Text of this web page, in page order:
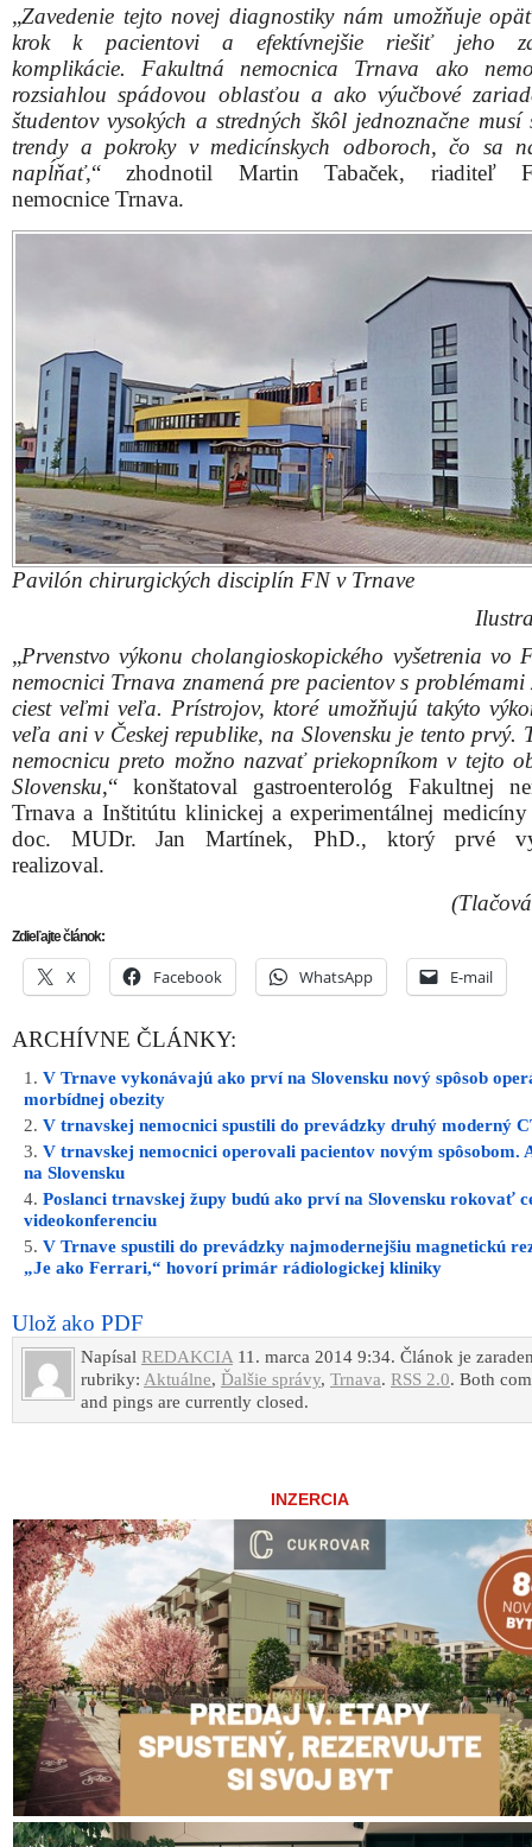
„Zavedenie tejto novej diagnostiky nám umožňuje
krok k pacientovi a efektívnejšie riešiť jeho
komplikácie. Fakultná nemocnica Trnava ako
rozsiahlou spádovou oblasťou a ako výučbové
študentov vysokých a stredných škôl jednoznačne musí
trendy a pokroky v medicínskych odboroch, čo sa
napĺňať,“ zhodnotil Martin Tabaček, riaditeľ
nemocnice Trnava.
Pavilón chirurgických disciplín FN v Trnave
„Prvenstvo výkonu cholangioskopického vyšetrenia vo
nemocnici Trnava znamená pre pacientov s problémami
ciest veľmi veľa. Prístrojov, ktoré umožňujú takýto
veľa ani v Českej republike, na Slovensku je tento prvý.
nemocnicu preto možno nazvať priekopníkom v tejto
Slovensku,“ konštatoval gastroenterológ Fakultnej
Trnava a Inštitútu klinickej a experimentálnej
doc. MUDr. Jan Martínek, PhD., ktorý prvé
realizoval.
Zdieľajte článok:
X Facebook WhatsApp E-mail
ARCHÍVNE ČLÁNKY:
V Trnave vykonávajú ako prví na Slovensku nový spôsob
morbídnej obezity
V trnavskej nemocnici spustili do prevádzky druhý moderný
V trnavskej nemocnici operovali pacientov novým spôsobom.
na Slovensku
Poslanci trnavskej župy budú ako prví na Slovensku rokovať
videokonferenciu
V Trnave spustili do prevádzky najmodernejšiu magnetickú
„Je ako Ferrari,“ hovorí primár rádiologickej kliniky
Ulož ako PDF
Napísal REDAKCIA11. marca 2014 9:34. Článok je
rubriky: Aktuálne, Ďalšie správy, Trnava. RSS 2.0. Both
and pings are currently closed.
INZERCIA